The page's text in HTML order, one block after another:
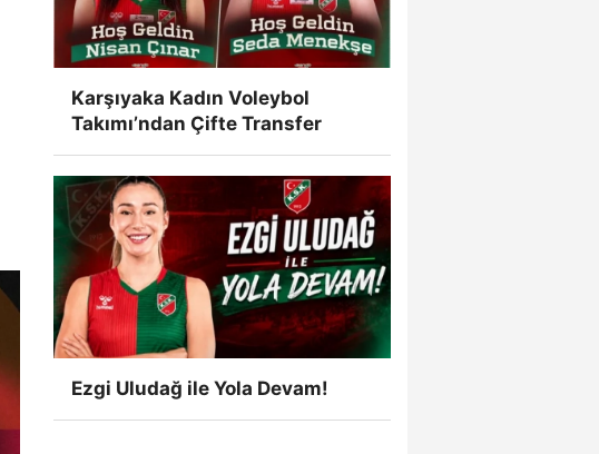
Karşıyaka Kadın Voleybol
Takımı’ndan Çifte Transfer
Ezgi Uludağ ile Yola Devam!